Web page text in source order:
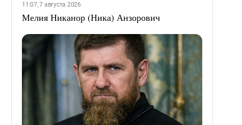
11:07, 7 августа 2026
Мелия Никанор (Ника) Анзорович